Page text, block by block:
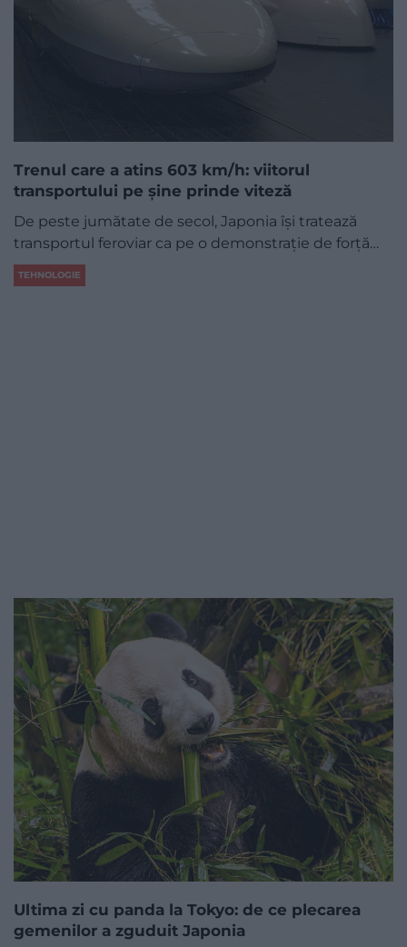
Trenul care a atins 603 km/h: viitorul
transportului pe șine prinde viteză
De peste jumătate de secol, Japonia își tratează
transportul feroviar ca pe o demonstrație de forță…
TEHNOLOGIE
Ultima zi cu panda la Tokyo: de ce plecarea
gemenilor a zguduit Japonia